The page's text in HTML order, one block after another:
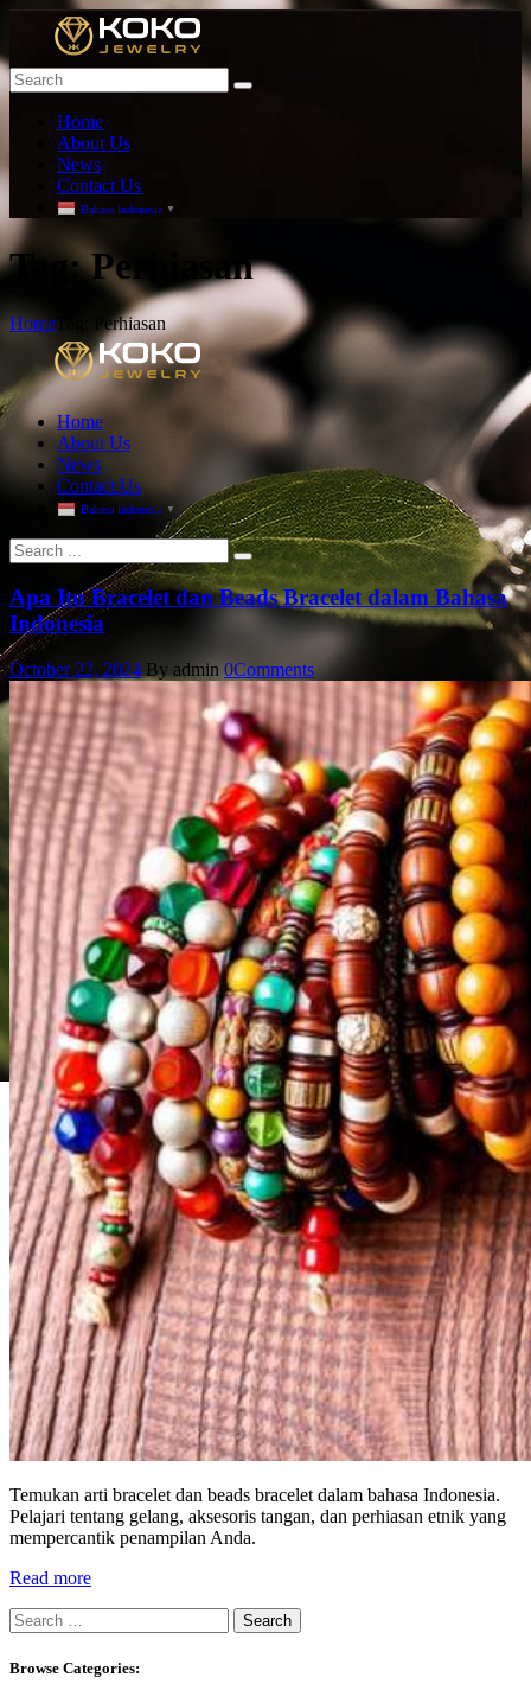
Home
About Us
News
Contact Us
Bahasa Indonesia ▼
T ag: Perhiasan
Home Tag: Perhiasan
Home
About Us
News
Contact Us
Bahasa Indonesia ▼
Apa Itu Bracelet dan Beads Bracelet dalam Bahasa
Indonesia
October 22, 2024 By admin 0Comments
Temukan arti bracelet dan beads bracelet dalam bahasa Indonesia.
Pelajari tentang gelang, aksesoris tangan, dan perhiasan etnik yang
mempercantik penampilan Anda.
Read more
Search
for:
Browse Categories: